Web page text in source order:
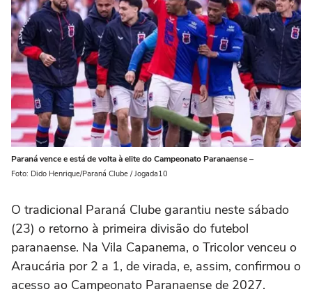
Paraná vence e está de volta à elite do Campeonato Paranaense –
Foto: Dido Henrique/Paraná Clube / Jogada10
O tradicional Paraná Clube garantiu neste sábado
(23) o retorno à primeira divisão do futebol
paranaense. Na Vila Capanema, o Tricolor venceu o
Araucária por 2 a 1, de virada, e, assim, confirmou o
acesso ao Campeonato Paranaense de 2027.